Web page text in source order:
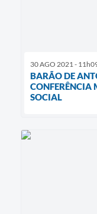
30 AGO 2021 -
BARÃO DE
CONFERÊNCIA
SOCIAL